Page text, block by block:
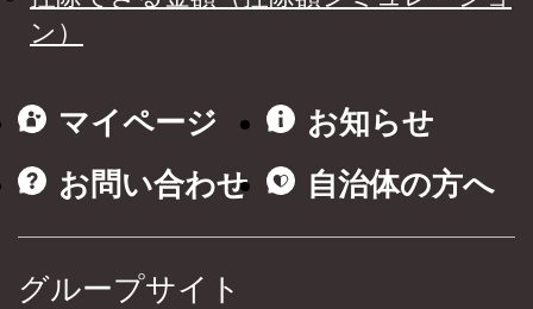
ン）
マイページ
お知らせ
お問い合わせ
自治体の方へ
グループサイト